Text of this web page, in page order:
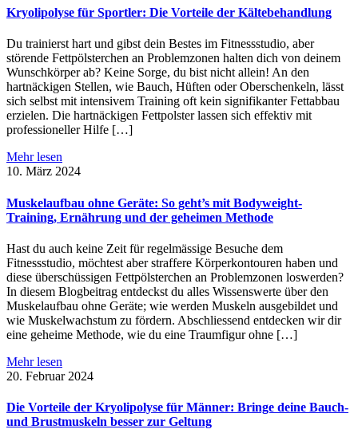
Kryolipolyse für Sportler: Die Vorteile der Kältebehandlung
Du trainierst hart und gibst dein Bestes im Fitnessstudio, aber
störende Fettpölsterchen an Problemzonen halten dich von deinem
Wunschkörper ab? Keine Sorge, du bist nicht allein! An den
hartnäckigen Stellen, wie Bauch, Hüften oder Oberschenkeln, lässt
sich selbst mit intensivem Training oft kein signifikanter Fettabbau
erzielen. Die hartnäckigen Fettpolster lassen sich effektiv mit
professioneller Hilfe […]
Mehr lesen
10. März 2024
Muskelaufbau ohne Geräte: So geht’s mit Bodyweight-
Training, Ernährung und der geheimen Methode
Hast du auch keine Zeit für regelmässige Besuche dem
Fitnessstudio, möchtest aber straffere Körperkontouren haben und
diese überschüssigen Fettpölsterchen an Problemzonen loswerden?
In diesem Blogbeitrag entdeckst du alles Wissenswerte über den
Muskelaufbau ohne Geräte; wie werden Muskeln ausgebildet und
wie Muskelwachstum zu fördern. Abschliessend entdecken wir dir
eine geheime Methode, wie du eine Traumfigur ohne […]
Mehr lesen
20. Februar 2024
Die Vorteile der Kryolipolyse für Männer: Bringe deine Bauch-
und Brustmuskeln besser zur Geltung